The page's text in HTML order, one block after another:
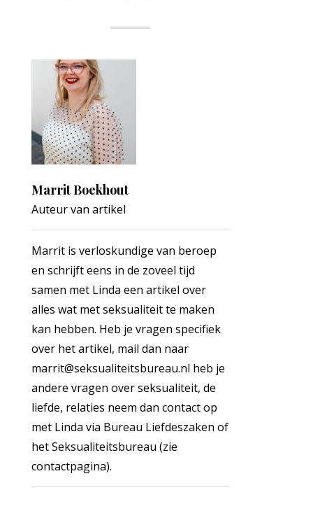
Marrit Boekhout
Auteur van artikel
Marrit is verloskundige van beroep
en schrijft eens in de zoveel tijd
samen met Linda een artikel over
alles wat met seksualiteit te maken
kan hebben. Heb je vragen specifiek
over het artikel, mail dan naar
marrit@seksualiteitsbureau.nl heb je
andere vragen over seksualiteit, de
liefde, relaties neem dan contact op
met Linda via Bureau Liefdeszaken of
het Seksualiteitsbureau (zie
contactpagina).